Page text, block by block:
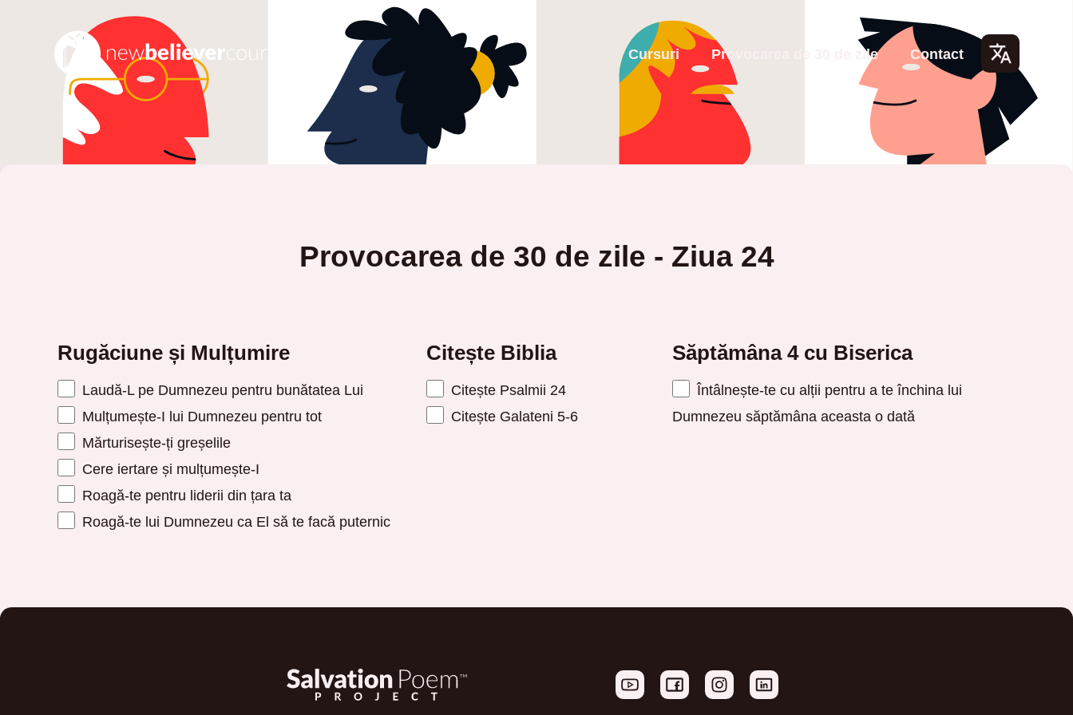
Lang
uage
Cursuri Provocarea de 30 de zile Contact
Provocarea de 30 de zile - Ziua 24
Rugăciune și Mulțumire
Laudă-L pe Dumnezeu pentru bunătatea Lui
Mulțumește-I lui Dumnezeu pentru tot
Mărturisește-ți greșelile
Cere iertare și mulțumește-I
Roagă-te pentru liderii din țara ta
Roagă-te lui Dumnezeu ca El să te facă puternic
Citește Biblia
Citește Psalmii 24
Citește Galateni 5-6
Săptămâna 4 cu Biserica
Întâlnește-te cu alții pentru a te închina lui
Dumnezeu săptămâna aceasta o dată